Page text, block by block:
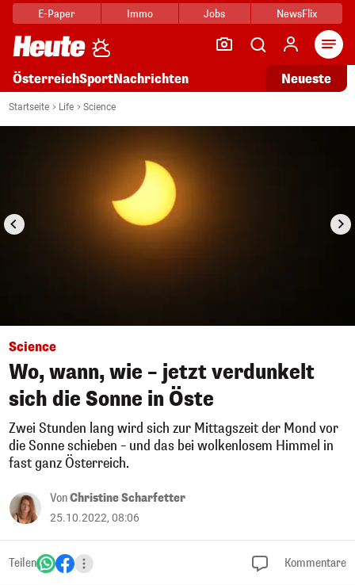
E-Paper Immo Jobs NewsFlix
ÖsterreichSportNachrichten Neueste
Startseite Life Science
1/11
Science
Wo, wann, wie – jetzt verdunkelt
sich die Sonne in Öste
Zwei Stunden lang wird sich zur Mittagszeit der Mond vor
die Sonne schieben – und das bei wolkenlosem Himmel in
fast ganz Österreich.
VonChristine Scharfetter
25.10.2022, 08:06
Teilen Kommentare